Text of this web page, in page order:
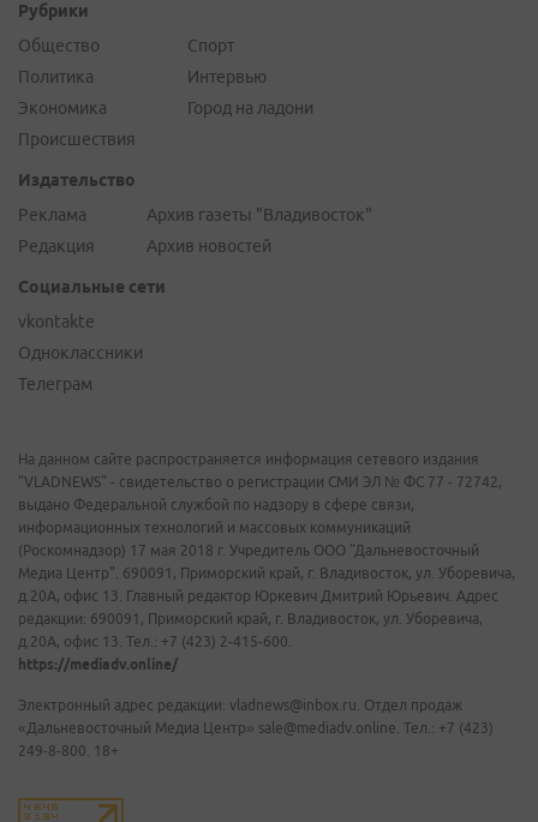
Рубрики
Общество
Политика
Экономика
Происшествия
Спорт
Интервью
Город на ладони
Издательство
Реклама
Редакция
Архив газеты "Владивосток"
Архив новостей
Социальные сети
vkontakte
Одноклассники
Телеграм
На данном сайте распространяется информация сетевого издания
"VLADNEWS" - свидетельство о регистрации СМИ ЭЛ № ФС 77 - 72742,
выдано Федеральной службой по надзору в сфере связи,
информационных технологий и массовых коммуникаций
(Роскомнадзор) 17 мая 2018 г. Учредитель ООО "Дальневосточный
Медиа Центр". 690091, Приморский край, г. Владивосток, ул. Уборевича,
д.20А, офис 13. Главный редактор Юркевич Дмитрий Юрьевич. Адрес
редакции: 690091, Приморский край, г. Владивосток, ул. Уборевича,
д.20А, офис 13. Тел.: +7 (423) 2-415-600.
https://mediadv.online/
Электронный адрес редакции: vladnews@inbox.ru. Отдел продаж
«Дальневосточный Медиа Центр» sale@mediadv.online. Тел.: +7 (423)
249-8-800. 18+